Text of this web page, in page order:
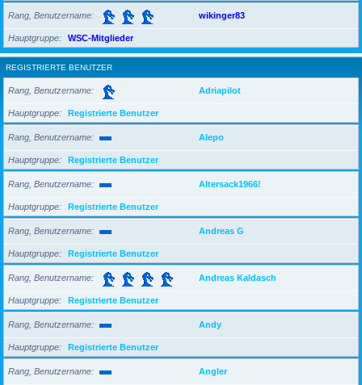
Rang, Benutzername wikinger83
Hauptgruppe WSC-Mitglieder
REGISTRIERTE BENUTZER
Rang, Benutzername Adriapilot
Hauptgruppe Registrierte Benutzer
Rang, Benutzername Alepo
Hauptgruppe Registrierte Benutzer
Rang, Benutzername Altersack1966!
Hauptgruppe Registrierte Benutzer
Rang, Benutzername Andreas G
Hauptgruppe Registrierte Benutzer
Rang, Benutzername Andreas Kaldasch
Hauptgruppe Registrierte Benutzer
Rang, Benutzername Andy
Hauptgruppe Registrierte Benutzer
Rang, Benutzername Angler